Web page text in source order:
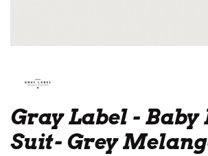
Gray Label - Baby
Suit- Grey